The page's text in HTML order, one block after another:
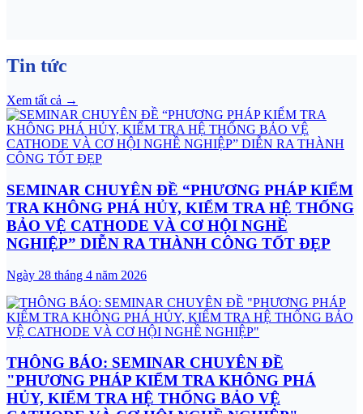
Tin tức
Xem tất cả →
SEMINAR CHUYÊN ĐỀ “PHƯƠNG PHÁP KIỂM
TRA KHÔNG PHÁ HỦY, KIỂM TRA HỆ THỐNG
BẢO VỆ CATHODE VÀ CƠ HỘI NGHỀ
NGHIỆP” DIỄN RA THÀNH CÔNG TỐT ĐẸP
Ngày 28 tháng 4 năm 2026
THÔNG BÁO: SEMINAR CHUYÊN ĐỀ
"PHƯƠNG PHÁP KIỂM TRA KHÔNG PHÁ
HỦY, KIỂM TRA HỆ THỐNG BẢO VỆ